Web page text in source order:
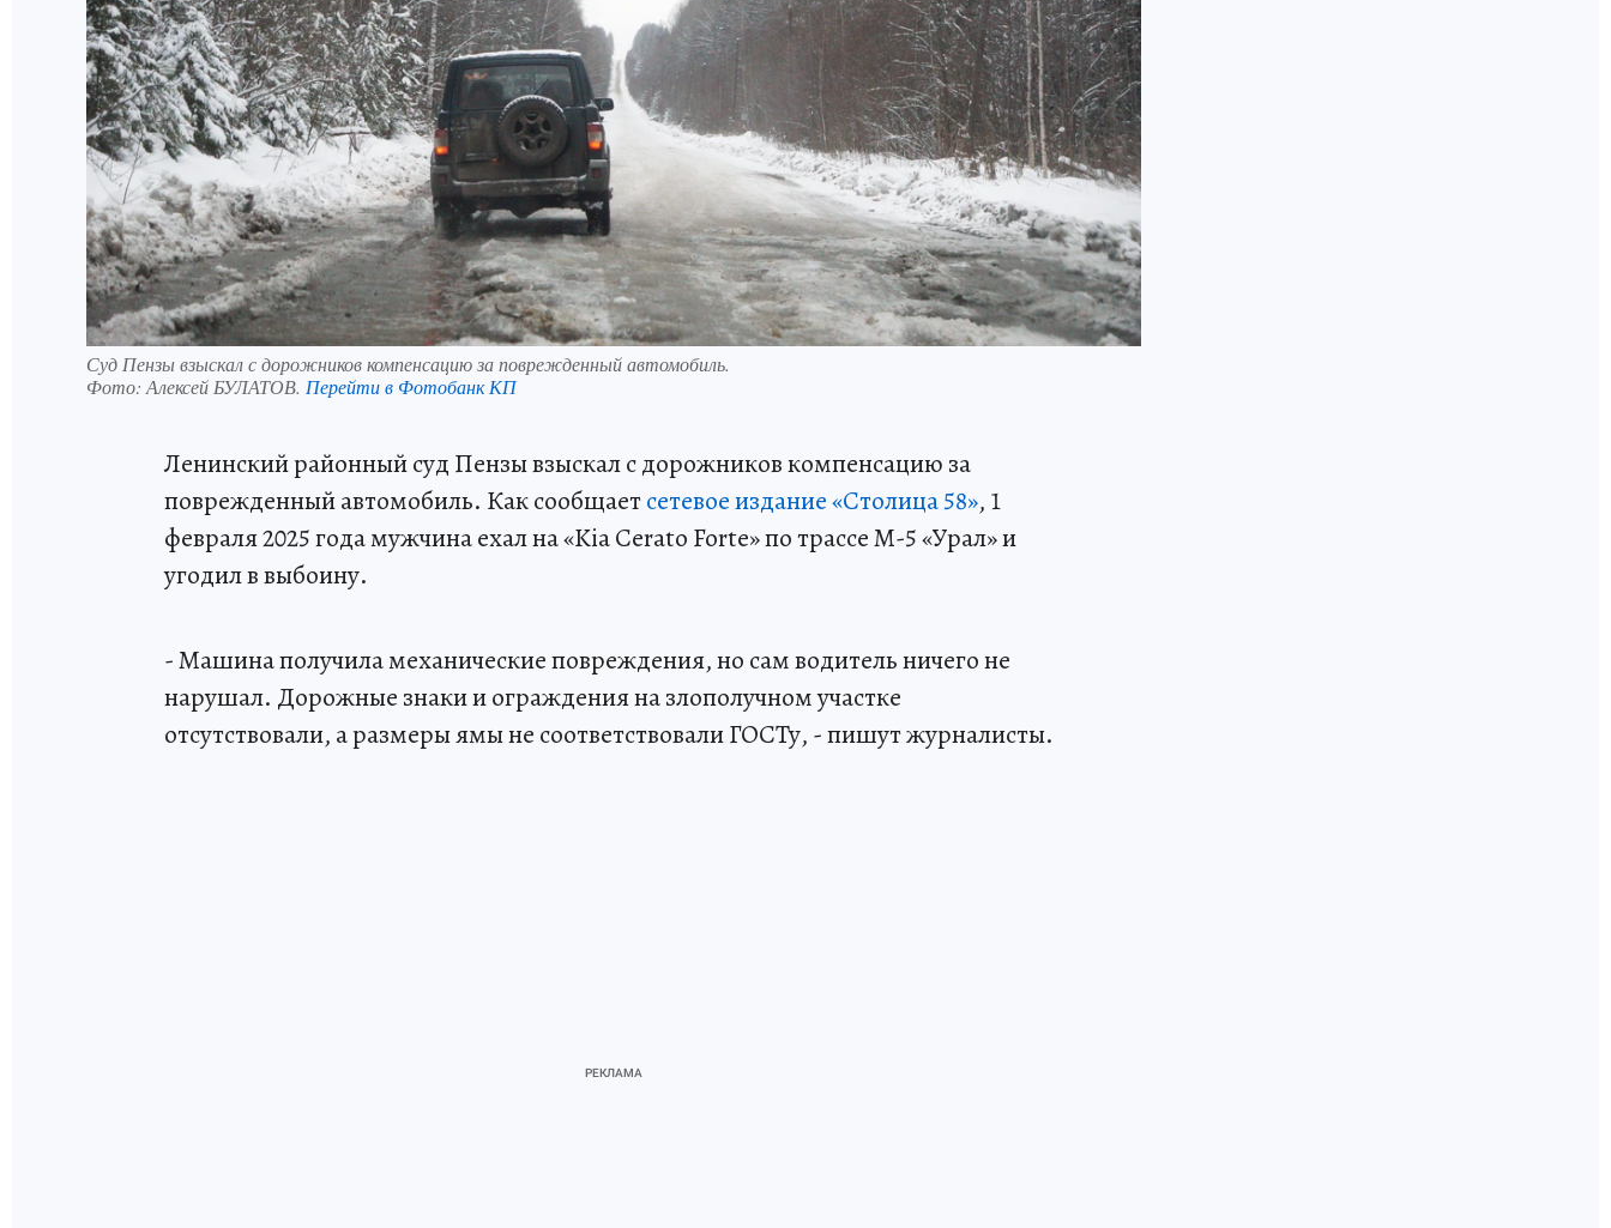
Суд Пензы взыскал с дорожников компенсацию за поврежденный автомобиль.
Фото: Алексей БУЛАТОВ. Перейти в Фотобанк КП
Ленинский районный суд Пензы взыскал с дорожников компенсацию за
поврежденный автомобиль. Как сообщаетсетевое издание «Столица 58», 1
февраля 2025 года мужчина ехал на «Kia Cerato Forte» по трассе М-5 «Урал» и
угодил в выбоину.
- Машина получила механические повреждения, но сам водитель ничего не
нарушал. Дорожные знаки и ограждения на злополучном участке
отсутствовали, а размеры ямы не соответствовали ГОСТу, - пишут журналисты.